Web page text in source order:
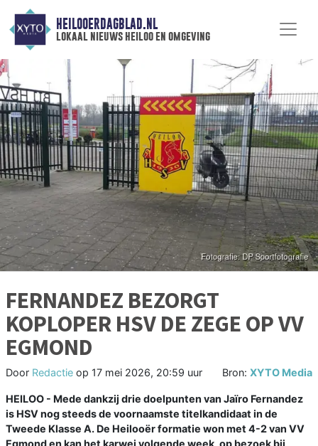
HEILOOERDAGBLAD.NL
lokaal nieuws heiloo en omgeving
FERNANDEZ BEZORGT
KOPLOPER HSV DE ZEGE OP VV
EGMOND
Door Redactie op 17 mei 2026, 20:59 uur Bron: XYTO Media
HEILOO - Mede dankzij drie doelpunten van Jaïro Fernandez
is HSV nog steeds de voornaamste titelkandidaat in de
Tweede Klasse A. De Heilooër formatie won met 4-2 van VV
Egmond en kan het karwei volgende week, op bezoek bij